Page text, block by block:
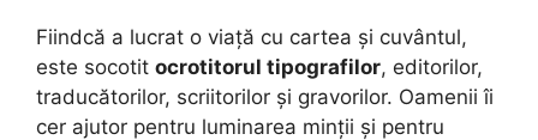
Fiindcă a lucrat o viață cu cartea și cuvântul,
este socotit ocrotitorul tipografilor, editorilor,
traducătorilor, scriitorilor și gravorilor. Oamenii îi
cer ajutor pentru luminarea minții și pentru